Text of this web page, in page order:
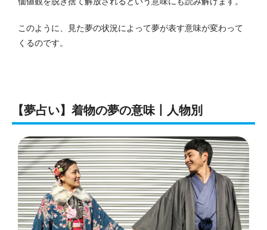
このように、見た夢の状況によって夢が表す意味が変わって
くるのです。
【夢占い】着物の夢の意味丨人物別